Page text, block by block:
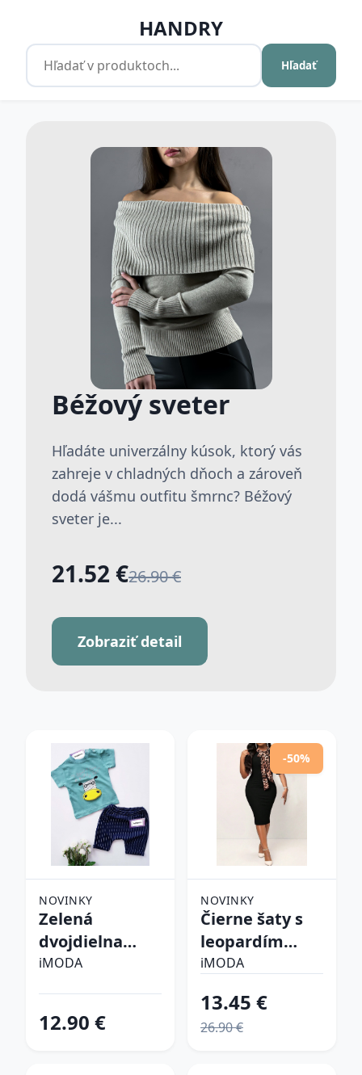
HANDRY
Hľadať
Béžový sveter
Hľadáte univerzálny kúsok, ktorý vás
zahreje v chladných dňoch a zároveň
dodá vášmu outfitu šmrnc? Béžový
sveter je...
21.52 €26.90 €
Zobraziť detail
NOVINKY
Zelená
dvojdielna
bavlnená
iMODA
12.90 €
-50%
NOVINKY
Čierne šaty s
leopardím
vzorom
iMODA
13.45 €
26.90 €